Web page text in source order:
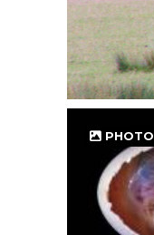
PHOTO